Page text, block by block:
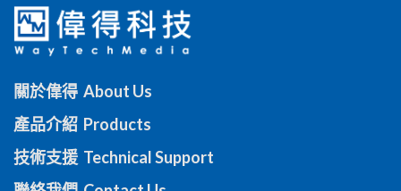
關於偉得 About Us
產品介紹 Products
技術支援 Technical Support